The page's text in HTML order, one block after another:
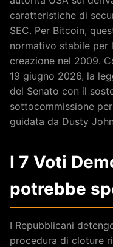
caratteristiche di
SEC. Per Bitcoin,
normativo stabile per
creazione nel 2009.
19 giugno 2026, la
del Senato con il
sottocommissione
guidata da Dusty
I 7 Voti
potrebbe
I Repubblicani
procedura di cloture